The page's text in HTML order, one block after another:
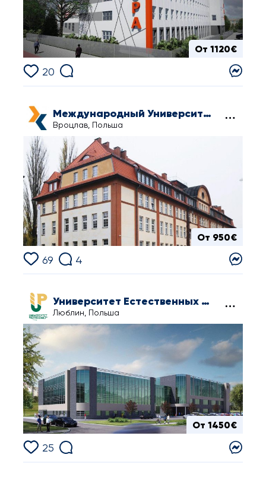
От 1120€
20
Международный Университет Транспорта и Логистики в Вроцлаве
Вроцлав, Польша
От 950€
69 4
Университет Естественных Наук в Люблине
Люблин, Польша
От 1450€
25